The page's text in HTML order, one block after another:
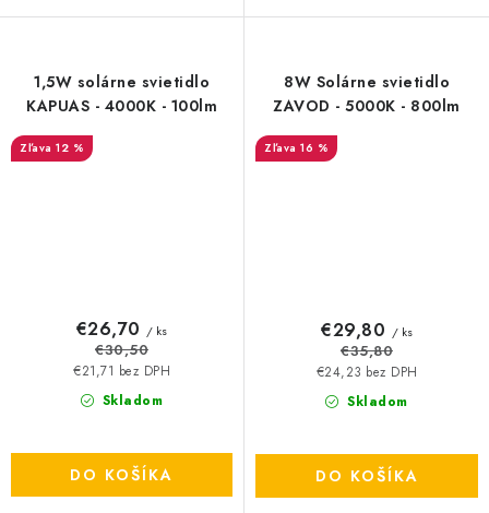
1,5W solárne svietidlo
KAPUAS - 4000K - 100lm
12 %
Skladom
€21,71 bez DPH
€26,70 / ks
€30,50
DO KOŠÍKA
8W Solárne svietidlo
ZAVOD - 5000K - 800lm
16 %
Skladom
€24,23 bez DPH
€29,80 / ks
€35,80
DO KOŠÍKA